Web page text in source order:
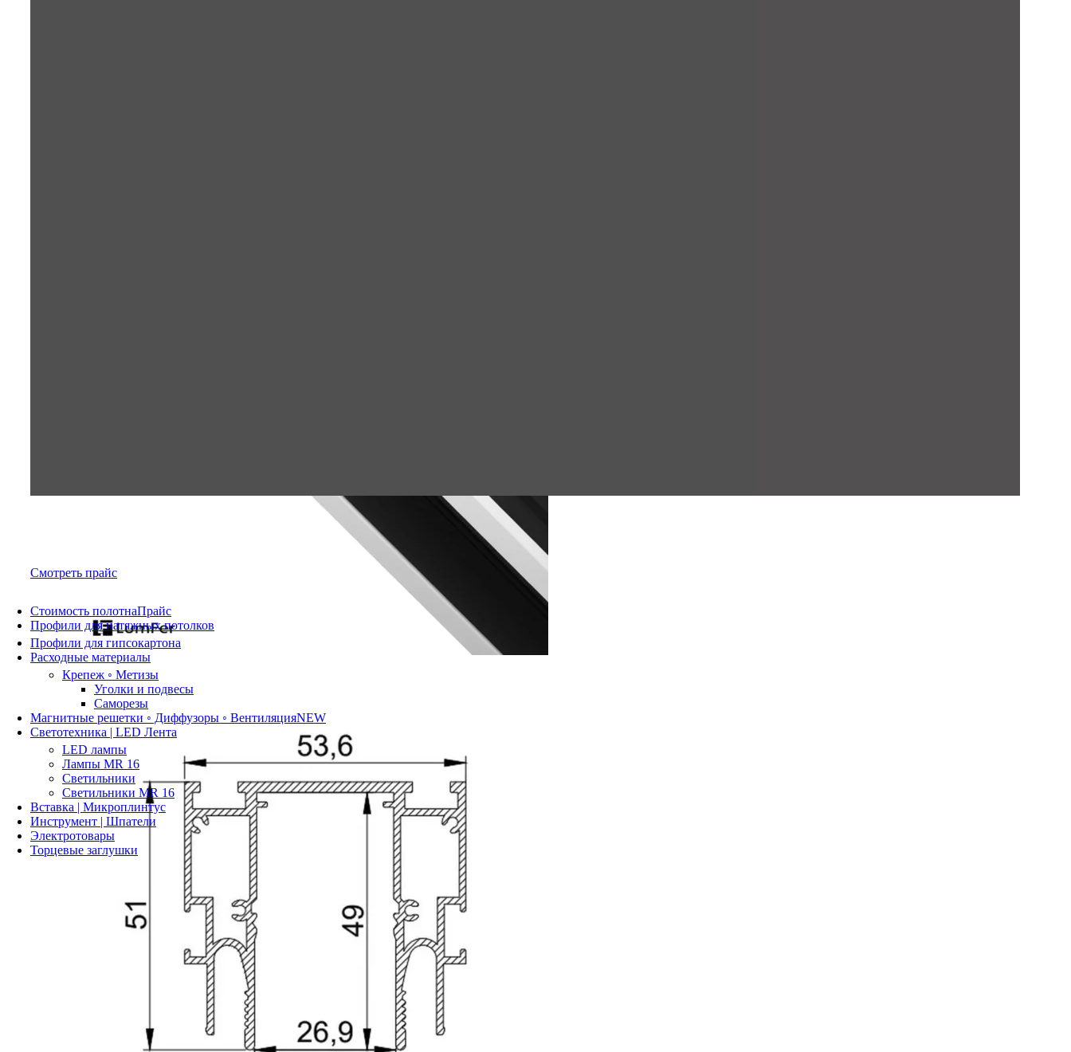
Смотреть прайс
Стоимость полотнаПрайс
Профили для натяжных потолков
Профили для гипсокартона
Расходные материалы
Крепеж ◦ Метизы
Уголки и подвесы
Саморезы
Магнитные решетки ◦ Диффузоры ◦ ВентиляцияNEW
Светотехника | LED Лента
LED лампы
Лампы MR 16
Светильники
Светильники MR 16
Вставка | Микроплинтус
Инструмент | Шпатели
Электротовары
Торцевые заглушки